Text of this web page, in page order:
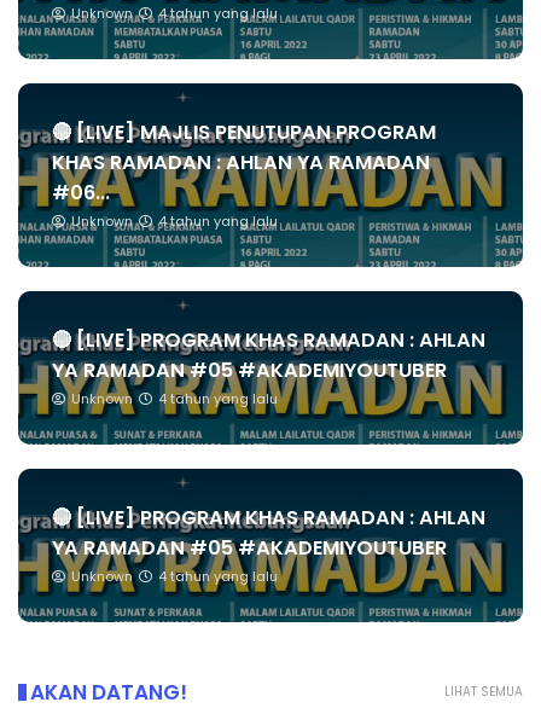
Unknown 4 tahun yang lalu
🔴 [LIVE] MAJLIS PENUTUPAN PROGRAM
KHAS RAMADAN : AHLAN YA RAMADAN
#06...
Unknown 4 tahun yang lalu
🔴 [LIVE] PROGRAM KHAS RAMADAN : AHLAN
YA RAMADAN #05 #AKADEMIYOUTUBER
Unknown 4 tahun yang lalu
🔴 [LIVE] PROGRAM KHAS RAMADAN : AHLAN
YA RAMADAN #05 #AKADEMIYOUTUBER
Unknown 4 tahun yang lalu
LIHAT SEMUA
AKAN DATANG!